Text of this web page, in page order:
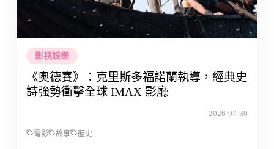
影視娛樂
《奧德賽》：克里斯多福諾蘭執導，經典史
詩強勢衝擊全球 IMAX 影廳
2026-07-30
電影 故事 歷史